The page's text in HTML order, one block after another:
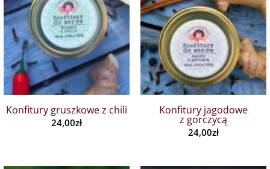
Konfitury gruszkowe z chili
24,00zł
Konfitury jagodowe
z gorczycą
24,00zł